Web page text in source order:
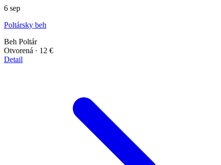
6 sep
Poltársky beh
Beh Poltár
Otvorená · 12 €
Detail